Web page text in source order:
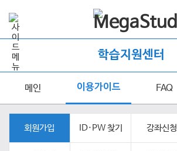
학습지원센터
메인 이용가이드 FAQ
회원가입 ID·PW 찾기 강좌신청